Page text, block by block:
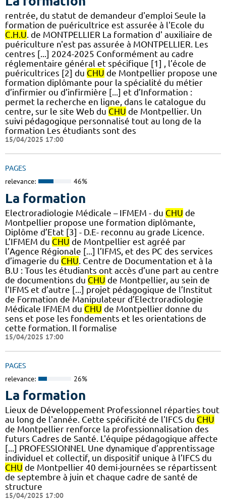
rentrée, du statut de demandeur d'emploi Seule la
formation de puéricultrice est assurée à l'Ecole du
C.H.U. de MONTPELLIER La formation d' auxiliaire de
puériculture n'est pas assurée à MONTPELLIER. Les
centres [...] 2024-2025 Conformément au cadre
réglementaire général et spécifique [1] , l’école de
puéricultrices [2] du CHU de Montpellier propose une
formation diplômante pour la spécialité du métier
d’infirmier ou d’infirmière [...] et d’Information :
permet la recherche en ligne, dans le catalogue du
centre, sur le site Web du CHU de Montpellier. Un
suivi pédagogique personnalisé tout au long de la
formation Les étudiants sont des
15/04/2025 17:00
PAGES
relevance: 46%
La formation
Electroradiologie Médicale – IFMEM - du CHU de
Montpellier propose une formation diplômante,
Diplôme d’Etat [3] - D.E- reconnu au grade Licence.
L’IFMEM du CHU de Montpellier est agréé par
l’Agence Régionale [...] l’IFMS, et des PC des services
d’imagerie du CHU . Centre de Documentation et à la
B.U : Tous les étudiants ont accès d’une part au centre
de documentions du CHU de Montpellier, au sein de
l’IFMS et d’autre [...] projet pédagogique de l’Institut
de Formation de Manipulateur d’Electroradiologie
Médicale IFMEM du CHU de Montpellier donne du
sens et pose les fondements et les orientations de
cette formation. Il formalise
15/04/2025 17:00
PAGES
relevance: 26%
La formation
Lieux de Développement Professionnel réparties tout
au long de l'année. Cette spécificité de l'IFCS du CHU
de Montpellier renforce la professionnalisation des
futurs Cadres de Santé. L'équipe pédagogique affecte
[...] PROFESSIONNEL Une dynamique d’apprentissage
individuel et collectif, un dispositif unique à l’IFCS du
CHU de Montpellier 40 demi-journées se répartissent
de septembre à juin et chaque cadre de santé de
structure
15/04/2025 17:00